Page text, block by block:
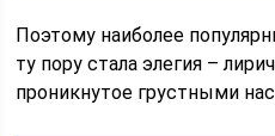
Поэтому наиболее
ту пору стала элегия –
проникнутое грустными